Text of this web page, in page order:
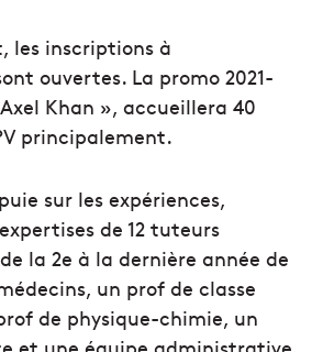
les inscriptions à
ouvertes. La promo 2021-
Khan », accueillera 40
principalement.
sur les expériences,
de 12 tuteurs
la 2e à la dernière année de
un prof de classe
de physique-chimie, un